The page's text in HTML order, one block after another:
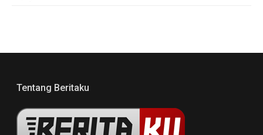
Tentang Beritaku